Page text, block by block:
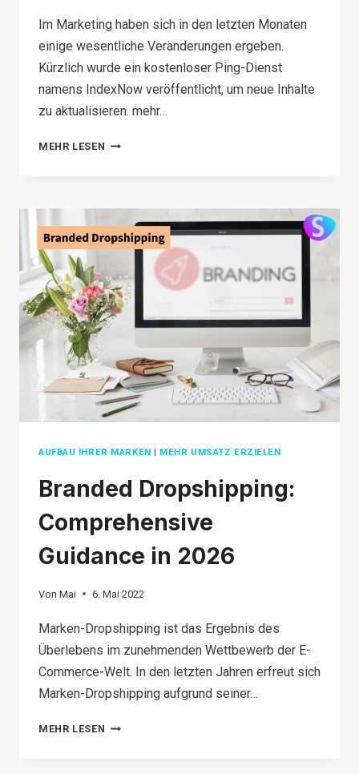
Im Marketing haben sich in den letzten Monaten
einige wesentliche Veränderungen ergeben.
Kürzlich wurde ein kostenloser Ping-Dienst
namens IndexNow veröffentlicht, um neue Inhalte
zu aktualisieren. mehr…
MEHR LESEN TOP
MARKETING
TIPS
IN
E-
COMMERCE
FOR
AUFBAU IHRER MARKEN | MEHR UMSATZ ERZIELEN
Branded Dropshipping:
Comprehensive
Guidance in 2026
Von Mai 6. Mai 2022
Marken-Dropshipping ist das Ergebnis des
Überlebens im zunehmenden Wettbewerb der E-
Commerce-Welt. In den letzten Jahren erfreut sich
Marken-Dropshipping aufgrund seiner…
MEHR LESEN BRANDED